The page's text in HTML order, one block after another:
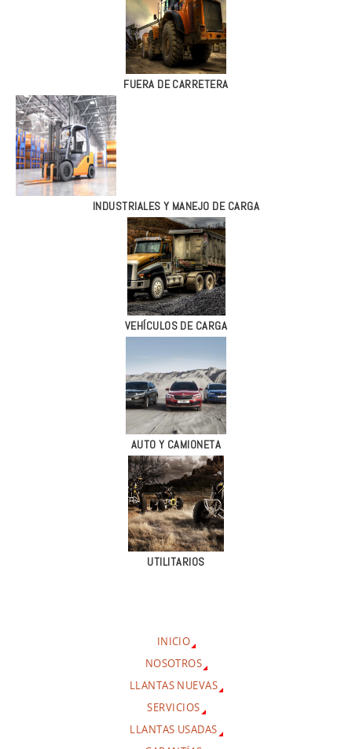
FUERA DE CARRETERA
INDUSTRIALES Y MANEJO DE CARGA
VEHÍCULOS DE CARGA
AUTO Y CAMIONETA
UTILITARIOS
INICIO
NOSOTROS
LLANTAS NUEVAS
SERVICIOS
LLANTAS USADAS